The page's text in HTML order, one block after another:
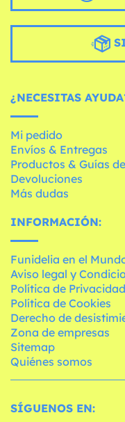
¿NECESITAS
Mi pedido
Envíos & Entregas
Productos & Guías
Devoluciones
Más dudas
INFORMACIÓN:
Funidelia en el
Aviso legal y
Política de Privacidad
Política de Cookies
Derecho de
Zona de empresas
Sitemap
Quiénes somos
SÍGUENOS EN: